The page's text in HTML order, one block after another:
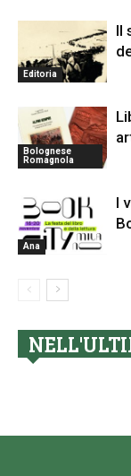
Editoria
Il
Bolognese
Romagnola
Ana
I